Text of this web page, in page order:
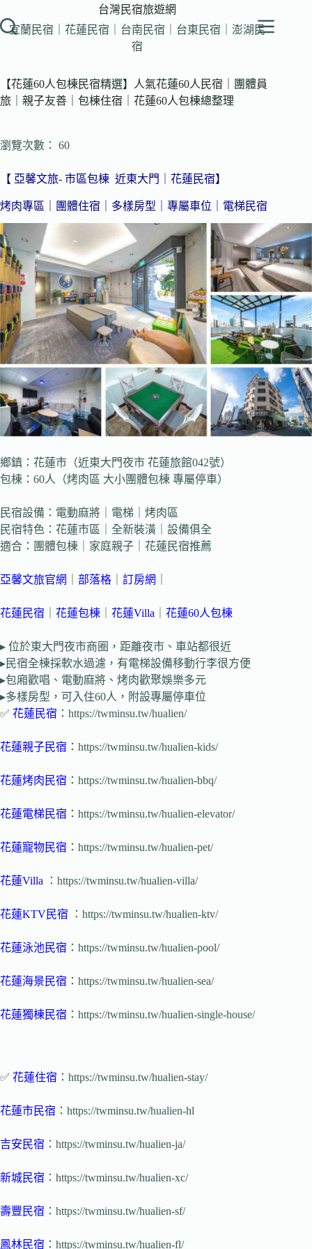
至
容
台灣民宿旅遊網
宜蘭民宿｜花蓮民宿｜台南民宿｜台東民宿｜澎湖民
宿
【花蓮60人包棟民宿精選】人氣花蓮60人民宿｜團體員
旅｜親子友善｜包棟住宿｜花蓮60人包棟總整理
瀏覽次數： 60
【 亞馨文旅- 市區包棟 近東大門｜花蓮民宿】
烤肉專區｜團體住宿｜多樣房型｜專屬車位｜電梯民宿
鄉鎮：花蓮市（近東大門夜市 花蓮旅館042號）
包棟：60人（烤肉區 大小團體包棟 專屬停車）
民宿設備：電動麻將｜電梯｜烤肉區
民宿特色：花蓮市區｜全新裝潢｜設備俱全
適合：團體包棟｜家庭親子｜花蓮民宿推薦
亞馨文旅官網 部落格 訂房網
花蓮民宿 花蓮包棟 花蓮Villa 花蓮60人包棟
▸ 位於東大門夜市商圈，距離夜市、車站都很近
▸民宿全棟採軟水過濾，有電梯設備移動行李很方便
▸包廂歡唱、電動麻將、烤肉歡聚娛樂多元
▸多樣房型，可入住60人，附設專屬停車位
✅ 花蓮民宿 ：https://twminsu.tw/hualien/
花蓮親子民宿 ：https://twminsu.tw/hualien-kids/
花蓮烤肉民宿 ：https://twminsu.tw/hualien-bbq/
花蓮電梯民宿 ：https://twminsu.tw/hualien-elevator/
花蓮寵物民宿 ：https://twminsu.tw/hualien-pet/
花蓮Villa ：https://twminsu.tw/hualien-villa/
花蓮KTV民宿 ：https://twminsu.tw/hualien-ktv/
花蓮泳池民宿 ：https://twminsu.tw/hualien-pool/
花蓮海景民宿 ：https://twminsu.tw/hualien-sea/
花蓮獨棟民宿 ：https://twminsu.tw/hualien-single-house/
✅ 花蓮住宿 ：https://twminsu.tw/hualien-stay/
花蓮市民宿 ：https://twminsu.tw/hualien-hl
吉安民宿 ：https://twminsu.tw/hualien-ja/
新城民宿 ：https://twminsu.tw/hualien-xc/
壽豐民宿 ：https://twminsu.tw/hualien-sf/
鳳林民宿 ：https://twminsu.tw/hualien-fl/